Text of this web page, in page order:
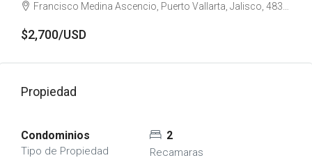
Francisco Medina Ascencio, Puerto Vallarta, Jalisco, 48300, México
$2,700/USD
Propiedad
Condominios
Tipo de Propiedad
2
Recamaras